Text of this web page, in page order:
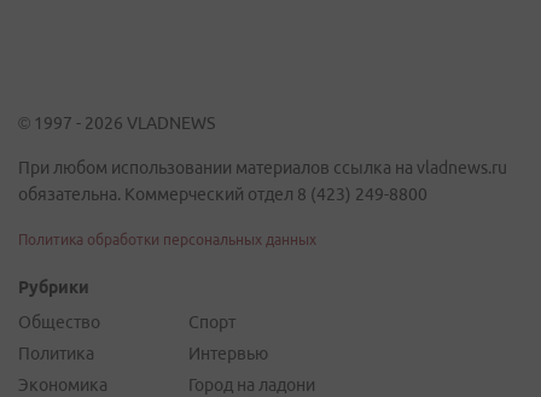
© 1997 - 2026 VLADNEWS
При любом использовании материалов ссылка на vladnews.ru
обязательна. Коммерческий отдел 8 (423) 249-8800
Политика обработки персональных данных
Рубрики
Общество
Политика
Экономика
Спорт
Интервью
Город на ладони